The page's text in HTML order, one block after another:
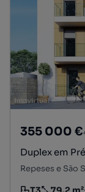
355 000 €
Duplex em
Repeses e São